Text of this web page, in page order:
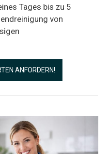
Tages bis zu 5
von
ANFORDERN!